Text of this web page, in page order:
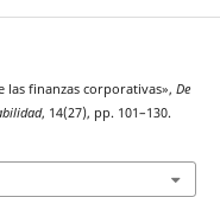
las finanzas corporativas», De
, 14(27), pp. 101–130.